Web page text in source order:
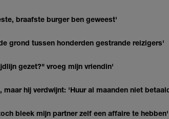
braafste burger ben geweest'
grond tussen honderden gestrande reizigers'
gezet?" vroeg mijn vriendin'
maar hij verdwijnt: 'Huur al maanden niet
bleek mijn partner zelf een affaire te hebben'